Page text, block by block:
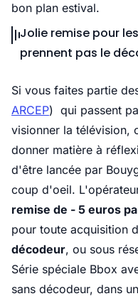
bon plan estival.
Jolie remise pour
prennent pas le
Si vous faites partie
ARCEP) qui passent
visionner la télévision,
donner matière à
d'être lancée par
coup d'oeil.
remise de - 5 euros
pour toute acquisition
décodeur, ou sous
Série spéciale Bbox
sans décodeur, dans